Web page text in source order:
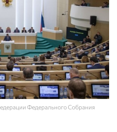
Федерального Собрания